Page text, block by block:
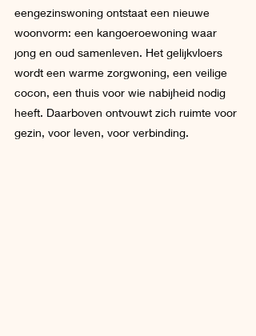
eengezinswoning ontstaat een nieuwe
woonvorm: een kangoeroewoning waar
jong en oud samenleven. Het gelijkvloers
wordt een warme zorgwoning, een veilige
cocon, een thuis voor wie nabijheid nodig
heeft. Daarboven ontvouwt zich ruimte voor
gezin, voor leven, voor verbinding.